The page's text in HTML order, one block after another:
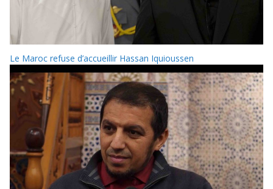
Le Maroc refuse d’accueillir Hassan Iquioussen